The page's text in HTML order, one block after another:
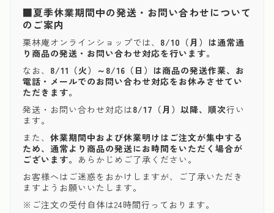
■夏季休業期間中の発送・お問い合わせについて
のご案内
栗林庵オンラインショップでは、 8/10（月）は通常通
り商品の発送・お問い合わせ対応を行います。
なお、 8/11（火）～8/16（日）は商品の発送作業、お
電話・メールでのお問い合わせ対応をお休みさせてい
ただきます。
発送・お問い合わせ対応は8/17（月）以降、順次行い
ます。
また、 休業期間中および休業明けはご注文が集中する
ため、通常より商品の発送にお時間をいただく場合が
ございます。 あらかじめご了承ください。
お客様へはご迷惑をおかけしますが、ご了承いただき
ますようお願いいたします。
※ご注文の受付自体は24時間行っております。